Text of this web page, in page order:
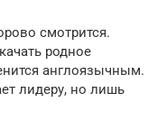
смотрится.
родное
англоязычным.
лидеру, но лишь